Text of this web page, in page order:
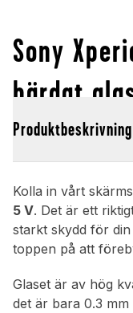
Sony
härdat
Produktbeskrivning
Kolla in vårt
5 V. Det är ett
starkt skydd för
toppen på att
Glaset är av hög
det är bara 0.3